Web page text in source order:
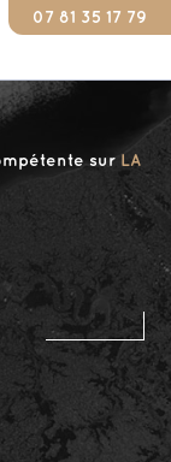
07 81 35 17 79
sur LA